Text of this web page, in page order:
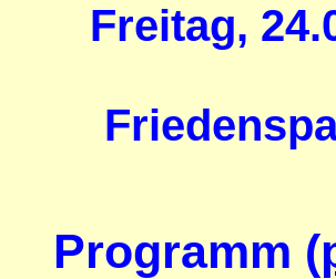
Freitag,
Programm (